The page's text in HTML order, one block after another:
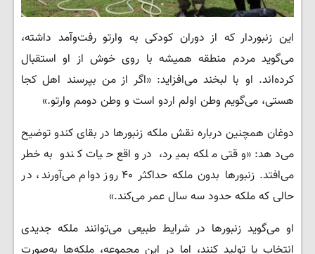
این زنبوردار که از دوران کودکی به وارتو رفت‌وآمد داشته،
می‌گوید مردم منطقه همیشه با روی خوش از او استقبال
کرده‌اند. او با لبخند می‌افزاید: «اگر از من بپرسند اهل کجا
هستی، می‌گویم وطن اولم اردو است و وطن دومم وارتو.»
دوغان همچنین درباره نقش ملکه زنبورها در بقای کندو توضیح
می‌دهد: «وقتی ملکه بمیرد، در واقع حیات کندو به خطر
می‌افتد. زنبورها بدون ملکه حداکثر ۴۰ روز دوام می‌آورند، در
حالی که ملکه حدود سه سال عمر می‌کند.»
او می‌گوید زنبورها در شرایط طبیعی می‌توانند ملکه جدیدی
انتخاب یا تولید کنند، اما در این مجموعه، ملکه‌ها به‌صورت